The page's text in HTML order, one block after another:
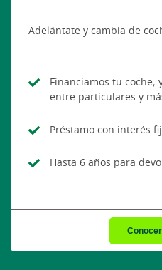
Adelántate y cambia de
Financiamos tu coche;
entre particulares y
Préstamo con interés
Hasta 6 años para